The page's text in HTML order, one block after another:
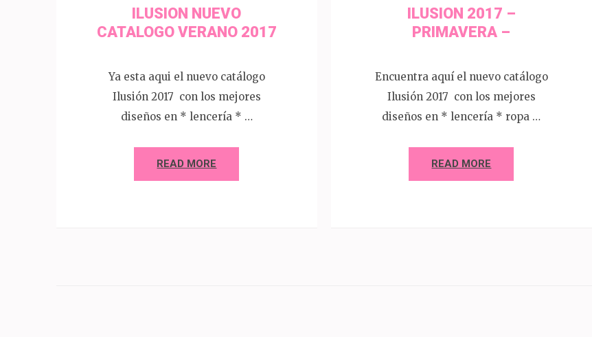
ILUSION NUEVO
CATALOGO VERANO 2017
Ya esta aqui el nuevo catálogo
Ilusión 2017 con los mejores
diseños en * lencería * …
READ MORE
ILUSION 2017 –
PRIMAVERA –
Encuentra aquí el nuevo catálogo
Ilusión 2017 con los mejores
diseños en * lencería * ropa …
READ MORE